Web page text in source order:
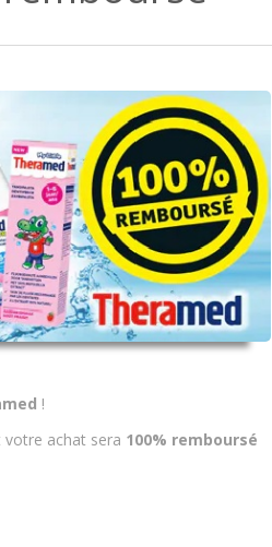
!
votre achat sera 100% remboursé